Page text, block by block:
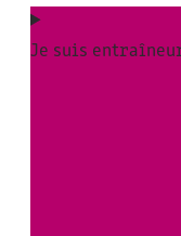
Je suis